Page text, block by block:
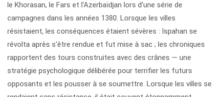
le Khorasan, le Fars et l'Azerbaïdjan lors d'une série de
campagnes dans les années 1380. Lorsque les villes
résistaient, les conséquences étaient sévères : Ispahan se
révolta après s'être rendue et fut mise à sac ; les chroniques
rapportent des tours construites avec des crânes — une
stratégie psychologique délibérée pour terrifier les futurs
opposants et les pousser à se soumettre. Lorsque les villes se